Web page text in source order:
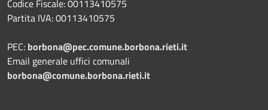
Codice Fiscale: 00113410575
Partita IVA: 00113410575
PEC: borbona@pec.comune.borbona.rieti.it
Email generale uffici comunali
borbona@comune.borbona.rieti.it